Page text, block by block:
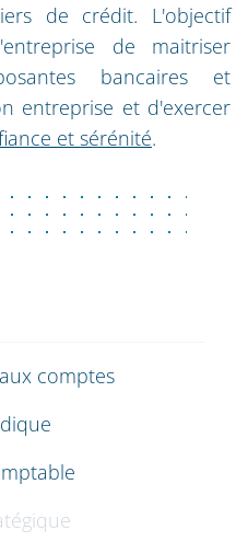
de crédit. L'objectif
de maitriser
bancaires et
entreprise et d'exercer
et sérénité.
comptes